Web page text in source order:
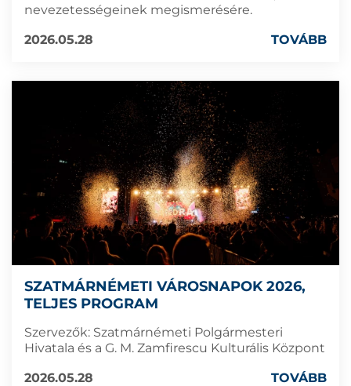
nevezetességeinek megismerésére.
2026.05.28
TOVÁBB
SZATMÁRNÉMETI VÁROSNAPOK 2026,
TELJES PROGRAM
Szervezők: Szatmárnémeti Polgármesteri
Hivatala és a G. M. Zamfirescu Kulturális Központ
2026.05.28
TOVÁBB